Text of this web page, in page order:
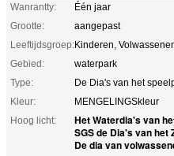
Wanrantty:
Één jaar
Grootte:
aangepast
Leeftijdsgroep:Kinderen,
Gebied:
waterpark
Type:
De Dia's van het
Kleur:
MENGELINGSkleur
Hoog licht:
Het Waterdia's van
SGS de Dia's van het
De dia van